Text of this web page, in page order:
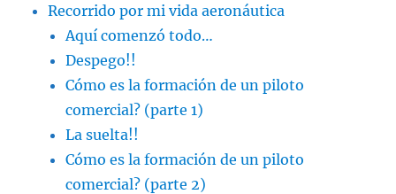
Recorrido por mi vida aeronáutica
Aquí comenzó todo…
Despego!!
Cómo es la formación de un piloto
comercial? (parte 1)
La suelta!!
Cómo es la formación de un piloto
comercial? (parte 2)